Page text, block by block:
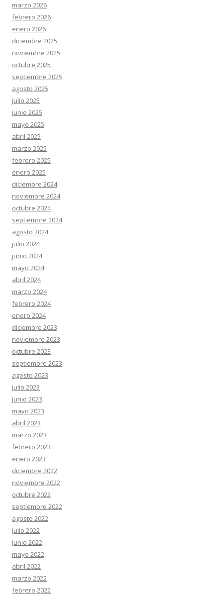
marzo 2026
febrero 2026
enero 2026
diciembre 2025
noviembre 2025
octubre 2025
septiembre 2025
agosto 2025
julio 2025
junio 2025
mayo 2025
abril 2025
marzo 2025
febrero 2025
enero 2025
diciembre 2024
noviembre 2024
octubre 2024
septiembre 2024
agosto 2024
julio 2024
junio 2024
mayo 2024
abril 2024
marzo 2024
febrero 2024
enero 2024
diciembre 2023
noviembre 2023
octubre 2023
septiembre 2023
agosto 2023
julio 2023
junio 2023
mayo 2023
abril 2023
marzo 2023
febrero 2023
enero 2023
diciembre 2022
noviembre 2022
octubre 2022
septiembre 2022
agosto 2022
julio 2022
junio 2022
mayo 2022
abril 2022
marzo 2022
febrero 2022